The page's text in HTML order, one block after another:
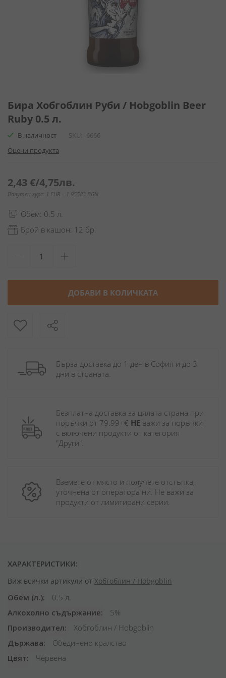
към
началото
на
галерия
снимки
Бира Хобгоблин Руби / Hobgoblin Beer
Ruby 0.5 л.
В наличност SKU
6666
Оцени продукта
2,43 €/4,75лв.
Валутен курс: 1 EUR = 1.95583 BGN
Обем: 0.5 л.
Брой в кашон: 12 бр.
ДОБАВИ В КОЛИЧКАТА
Бърза доставка до 1 ден в София и до 3
дни в страната.
Безплатна доставка за цялата страна при
поръчки от 79.99+€ НЕ важи за поръчки
с включени продукти от категория
"Други".
Вземете от място и получете отстъпка,
уточнена от оператора ни. Не важи за
продукти от лимитирани серии.
ХАРАКТЕРИСТИКИ:
Виж всички артикули от Хобгоблин / Hobgoblin
Обем (л.)
0.5 л.
Алкохолно съдържание
5%
Производител
Хобгоблин / Hobgoblin
Държава
Обединено кралство
Цвят
Червена